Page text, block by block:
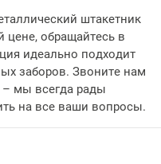
штакетник
цене, обращайтесь в
идеально подходит
заборов. Звоните нам
– мы всегда рады
на все ваши вопросы.